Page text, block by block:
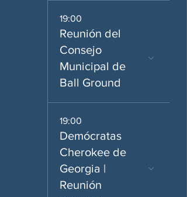
19:00
Reunión del
Consejo
Municipal de
Ball Ground
19:00
Demócratas
Cherokee de
Georgia |
Reunión